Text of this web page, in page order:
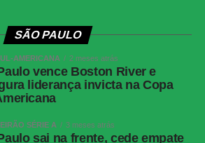
SÃO PAULO
AMERICANA 2 meses atrás
vence Boston River e
liderança invicta na Copa
SÉRIE A 3 meses atrás
sai na frente, cede empate